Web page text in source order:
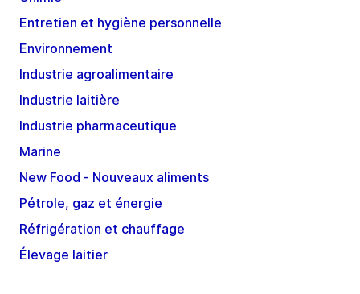
Entretien et hygiène personnelle
Environnement
Industrie agroalimentaire
Industrie laitière
Industrie pharmaceutique
Marine
New Food - Nouveaux aliments
Pétrole, gaz et énergie
Réfrigération et chauffage
Élevage laitier